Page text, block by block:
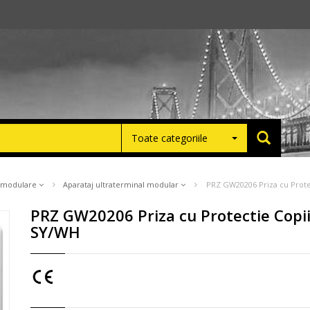
Toate categoriile
Aparataj ultraterminal modular PRZ GW20206 Priza cu
PRZ GW20206 Priza cu Protectie
SY/WH